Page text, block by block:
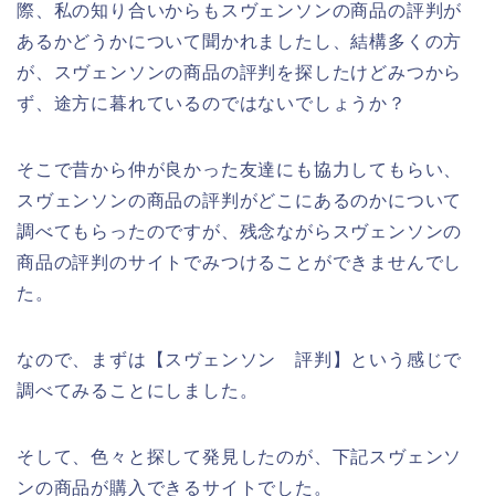
際、私の知り合いからもスヴェンソンの商品の評判が
あるかどうかについて聞かれましたし、結構多くの方
が、スヴェンソンの商品の評判を探したけどみつから
ず、途方に暮れているのではないでしょうか？
そこで昔から仲が良かった友達にも協力してもらい、
スヴェンソンの商品の評判がどこにあるのかについて
調べてもらったのですが、残念ながらスヴェンソンの
商品の評判のサイトでみつけることができませんでし
た。
なので、まずは【スヴェンソン 評判】という感じで
調べてみることにしました。
そして、色々と探して発見したのが、下記スヴェンソ
ンの商品が購入できるサイトでした。